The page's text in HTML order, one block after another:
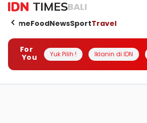
BALI
HomeFoodNewsSportTravel
For
You
Yuk Pilih ! Iklanin di IDN